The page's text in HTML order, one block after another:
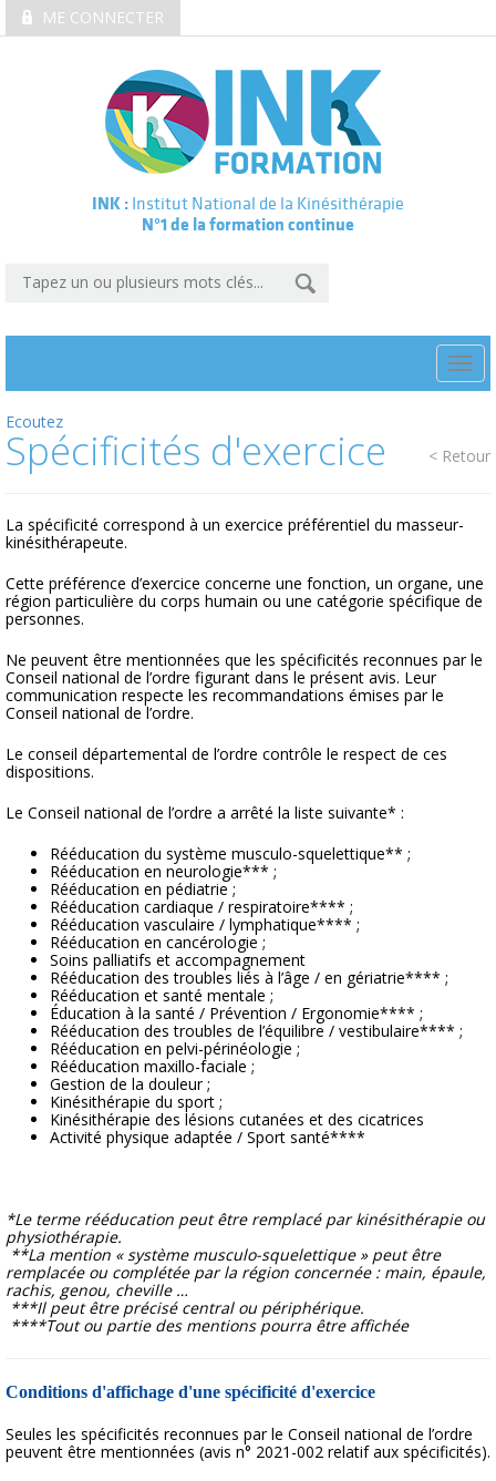
ME CONNECTER
INK : Institut National de la Kinésithérapie
N°1 de la formation continue
Ecoutez
< Retour
Spécificités d'exercice
La spécificité correspond à un exercice préférentiel du masseur-
kinésithérapeute.
Cette préférence d’exercice concerne une fonction, un organe, une
région particulière du corps humain ou une catégorie spécifique de
personnes.
Ne peuvent être mentionnées que les spécificités reconnues par le
Conseil national de l’ordre figurant dans le présent avis. Leur
communication respecte les recommandations émises par le
Conseil national de l’ordre.
Le conseil départemental de l’ordre contrôle le respect de ces
dispositions.
Le Conseil national de l’ordre a arrêté la liste suivante* :
Rééducation du système musculo-squelettique** ;
Rééducation en neurologie*** ;
Rééducation en pédiatrie ;
Rééducation cardiaque / respiratoire**** ;
Rééducation vasculaire / lymphatique**** ;
Rééducation en cancérologie ;
Soins palliatifs et accompagnement
Rééducation des troubles liés à l’âge / en gériatrie**** ;
Rééducation et santé mentale ;
Éducation à la santé / Prévention / Ergonomie**** ;
Rééducation des troubles de l’équilibre / vestibulaire**** ;
Rééducation en pelvi-périnéologie ;
Rééducation maxillo-faciale ;
Gestion de la douleur ;
Kinésithérapie du sport ;
Kinésithérapie des lésions cutanées et des cicatrices
Activité physique adaptée / Sport santé****
*Le terme rééducation peut être remplacé par kinésithérapie ou
physiothérapie.
**La mention « système musculo-squelettique » peut être
remplacée ou complétée par la région concernée : main, épaule,
rachis, genou, cheville …
***Il peut être précisé central ou périphérique.
****Tout ou partie des mentions pourra être affichée
Conditions d'affichage d'une spécificité d'exercice
Seules les spécificités reconnues par le Conseil national de l’ordre
peuvent être mentionnées (avis n° 2021-002 relatif aux spécificités).